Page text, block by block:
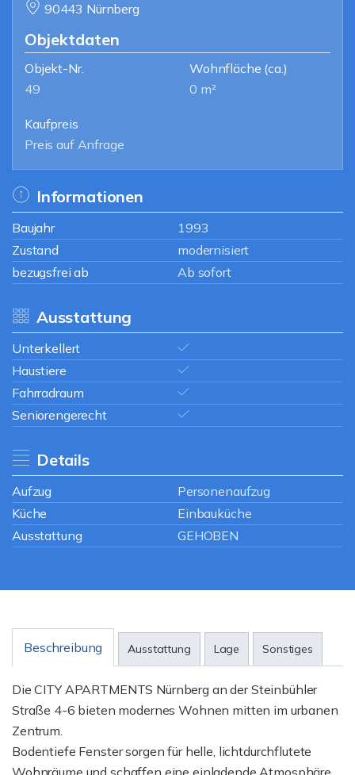
90443 Nürnberg
Objektdaten
Objekt-Nr.
49
Wohnfläche (ca.)
0 m²
Kaufpreis
Preis auf Anfrage
Informationen
Baujahr
1993
Zustand
modernisiert
bezugsfrei ab
Ab sofort
Ausstattung
Unterkellert
Haustiere
Fahrradraum
Seniorengerecht
Details
Aufzug
Personenaufzug
Küche
Einbauküche
Ausstattung
GEHOBEN
Beschreibung Ausstattung Lage Sonstiges
Die CITY APARTMENTS Nürnberg an der Steinbühler
Straße 4-6 bieten modernes Wohnen mitten im urbanen
Zentrum.
Bodentiefe Fenster sorgen für helle, lichtdurchflutete
Wohnräume und schaffen eine einladende Atmosphäre.